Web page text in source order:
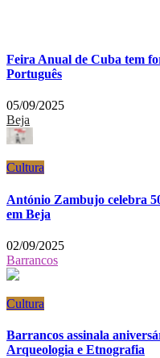
Feira Anual de Cuba tem
Português
05/09/2025
Beja
Cultura
António Zambujo celebra
em Beja
02/09/2025
Barrancos
Cultura
Barrancos assinala
Arqueologia e Etnografia